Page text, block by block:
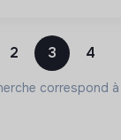
2 3 4
correspond